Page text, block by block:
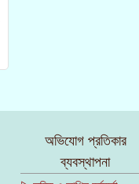
অভিযোগ প্রতিকার
ব্যবস্থাপনা